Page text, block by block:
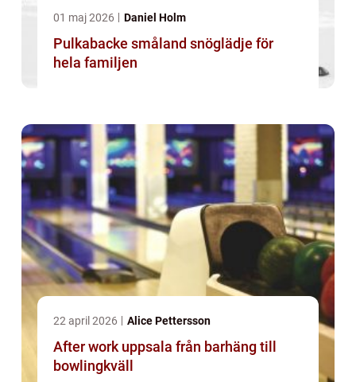
01 maj 2026 Daniel Holm
Pulkabacke småland snöglädje för
hela familjen
22 april 2026 Alice Pettersson
After work uppsala från barhäng till
bowlingkväll